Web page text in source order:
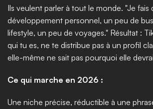
Ils veulent parler à tout le monde. "Je
développement personnel, un peu de
lifestyle, un peu de voyages." Résultat :
qui tu es, ne te distribue pas à un profil
elle-même ne sait pas pourquoi elle
Ce qui marche en 2026 :
Une niche précise, réductible à une